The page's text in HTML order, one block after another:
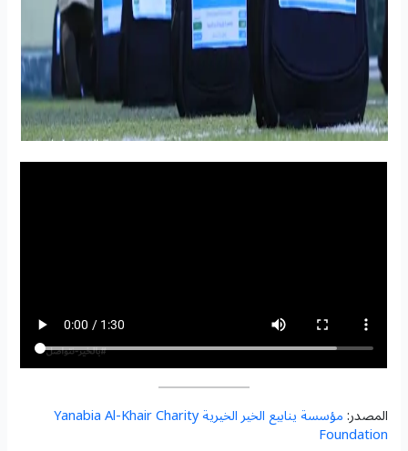
المصدر: مؤسسة ينابيع الخير الخيرية Yanabia Al-Khair Charity
Foundation